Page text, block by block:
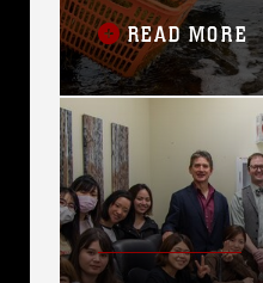
行いました。
READ MORE